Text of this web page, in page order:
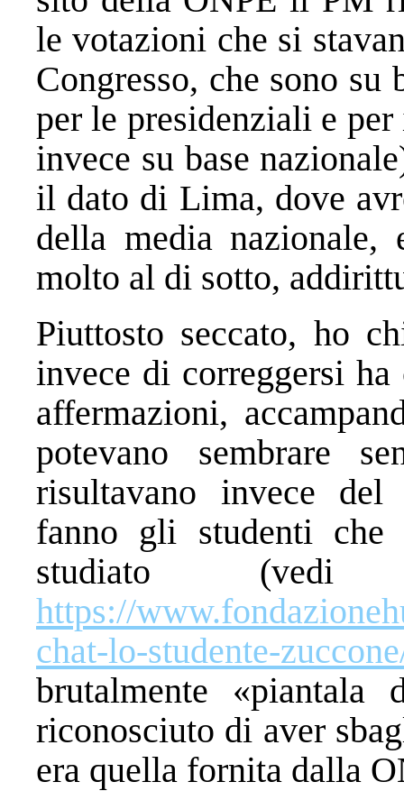
le votazioni che si
Congresso, che sono su
per le presidenziali e
invece su base
il dato di Lima, dove
della media nazionale,
molto al di sotto,
Piuttosto seccato, ho
invece di correggersi
affermazioni,
potevano sembrare
risultavano invece
fanno gli studenti che
studiato
https://
chat-lo-studente-
brutalmente
riconosciuto di aver
era quella fornita dalla